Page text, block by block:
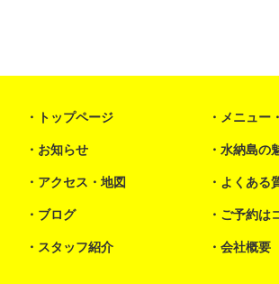
トップページ メニュー
お知らせ 水納島の
アクセス・地図 よくある
ブログ ご予約は
スタッフ紹介 会社概要